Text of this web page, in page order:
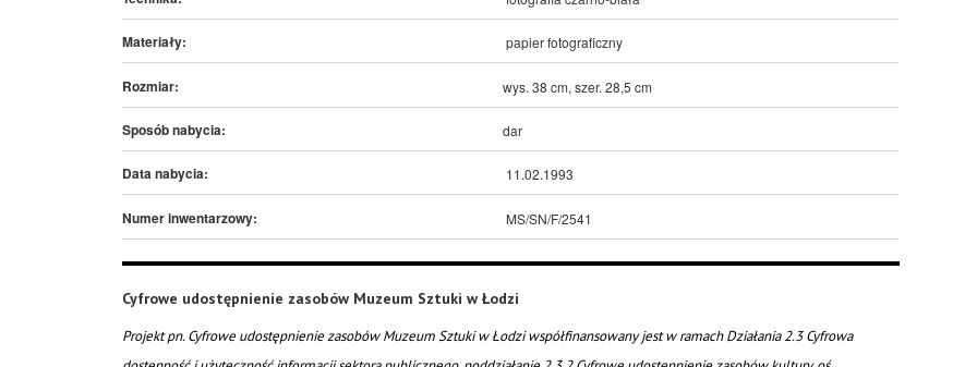
Materiały: papier fotograficzny
Rozmiar: wys. 38 cm, szer. 28,5 cm
Sposób nabycia: dar
Data nabycia: 11.02.1993
Numer inwentarzowy: MS/SN/F/2541
Cyfrowe udostępnienie zasobów Muzeum Sztuki w Łodzi
Projekt pn. Cyfrowe udostępnienie zasobów Muzeum Sztuki w Łodzi współfinansowany jest w ramach Działania 2.3 Cyfrowa